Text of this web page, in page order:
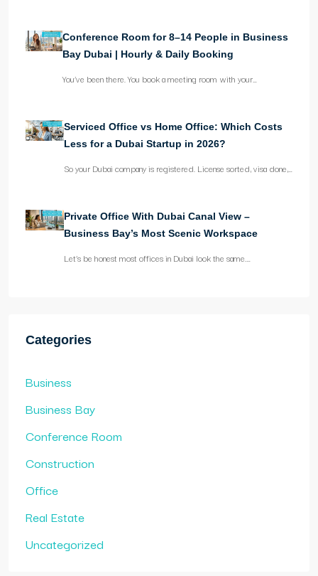
Conference Room for 8–14 People in Business
Bay Dubai | Hourly & Daily Booking
You’ve been there. You book a meeting room with your…
Serviced Office vs Home Office: Which Costs
Less for a Dubai Startup in 2026?
So your Dubai company is registered. License sorted, visa done,…
Private Office With Dubai Canal View –
Business Bay’s Most Scenic Workspace
Let’s be honest most offices in Dubai look the same.…
Categories
Business
Business Bay
Conference Room
Construction
Office
Real Estate
Uncategorized